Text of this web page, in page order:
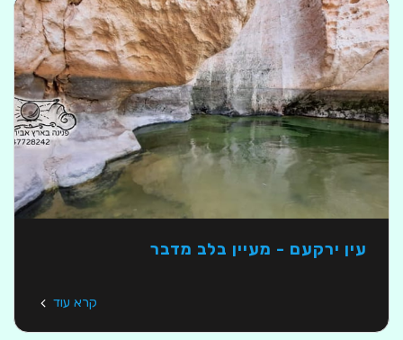
עין ירקעם - מעיין בלב מדבר
קרא עוד